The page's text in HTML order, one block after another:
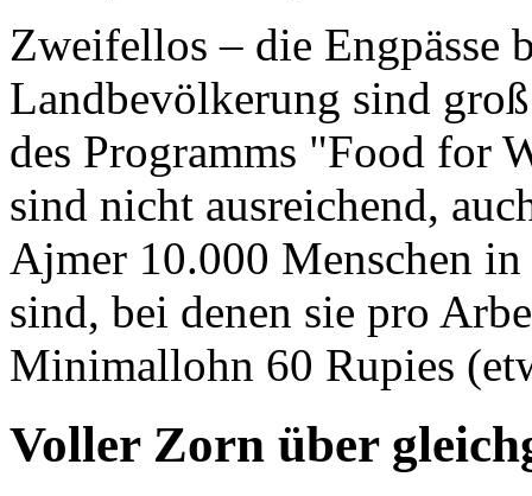
Zweifellos – die Engpässe
Landbevölkerung sind
des Programms "Food for
sind nicht ausreichend,
Ajmer 10.000 Menschen
sind, bei denen sie pro
Minimallohn 60 Rupies
Voller Zorn über